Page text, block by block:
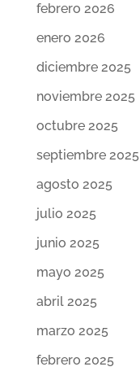
febrero 2026
enero 2026
diciembre 2025
noviembre 2025
octubre 2025
septiembre 2025
agosto 2025
julio 2025
junio 2025
mayo 2025
abril 2025
marzo 2025
febrero 2025